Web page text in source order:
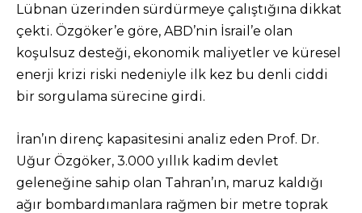
Lübnan üzerinden sürdürmeye çalıştığına dikkat
çekti. Özgöker’e göre, ABD’nin İsrail’e olan
koşulsuz desteği, ekonomik maliyetler ve küresel
enerji krizi riski nedeniyle ilk kez bu denli ciddi
bir sorgulama sürecine girdi.
İran’ın direnç kapasitesini analiz eden Prof. Dr.
Uğur Özgöker, 3.000 yıllık kadim devlet
geleneğine sahip olan Tahran’ın, maruz kaldığı
ağır bombardımanlara rağmen bir metre toprak